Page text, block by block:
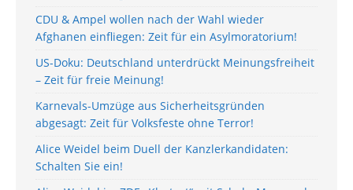
CDU & Ampel wollen nach der Wahl wieder
Afghanen einfliegen: Zeit für ein Asylmoratorium!
US-Doku: Deutschland unterdrückt Meinungsfreiheit
– Zeit für freie Meinung!
Karnevals-Umzüge aus Sicherheitsgründen
abgesagt: Zeit für Volksfeste ohne Terror!
Alice Weidel beim Duell der Kanzlerkandidaten:
Schalten Sie ein!